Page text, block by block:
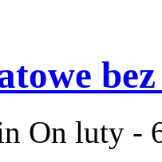
On luty -